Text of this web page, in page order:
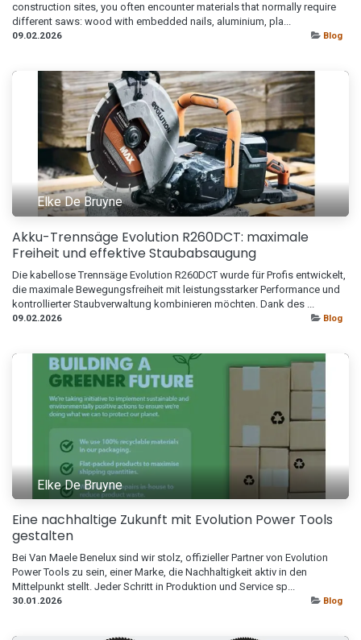
construction sites, you often encounter materials that normally require
different saws: wood with embedded nails, aluminium, pla...
09.02.2026 Blog
Elke De Bruyne
Akku-Trennsäge Evolution R260DCT: maximale
Freiheit und effektive Staubabsaugung
Die kabellose Trennsäge Evolution R260DCT wurde für Profis entwickelt,
die maximale Bewegungsfreiheit mit leistungsstarker Performance und
kontrollierter Staubverwaltung kombinieren möchten. Dank des ...
09.02.2026 Blog
Elke De Bruyne
Eine nachhaltige Zukunft mit Evolution Power Tools
gestalten
Bei Van Maele Benelux sind wir stolz, offizieller Partner von Evolution
Power Tools zu sein, einer Marke, die Nachhaltigkeit aktiv in den
Mittelpunkt stellt. Jeder Schritt in Produktion und Service sp...
30.01.2026 Blog